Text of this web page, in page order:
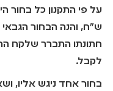
על פי התקנון כל בחור
ש"ח, והנה הבחור הגבאי
חתונתו התברר שלקח
לקבל.
בחור אחד ניגש אליו,